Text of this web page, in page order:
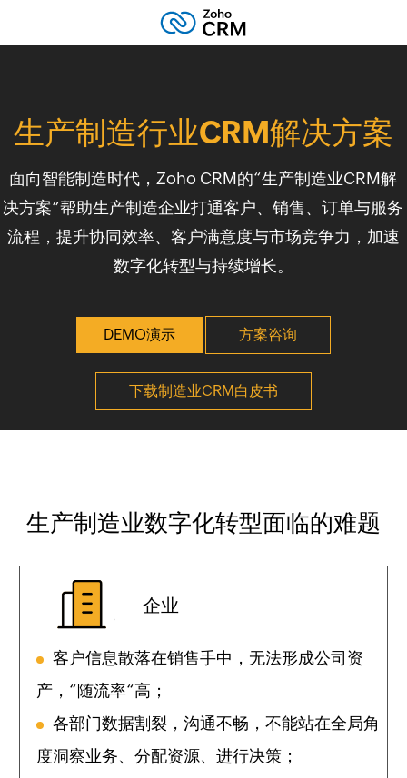
生产制造行业CRM解决方案
面向智能制造时代，Zoho CRM的“生产制造业CRM解
决方案”帮助生产制造企业打通客户、销售、订单与服务
流程，提升协同效率、客户满意度与市场竞争力，加速
数字化转型与持续增长。
DEMO演示 方案咨询
下载制造业CRM白皮书
生产制造业数字化转型面临的难题
企业
客户信息散落在销售手中，无法形成公司资
产，“随流率“高；
各部门数据割裂，沟通不畅，不能站在全局角
度洞察业务、分配资源、进行决策；